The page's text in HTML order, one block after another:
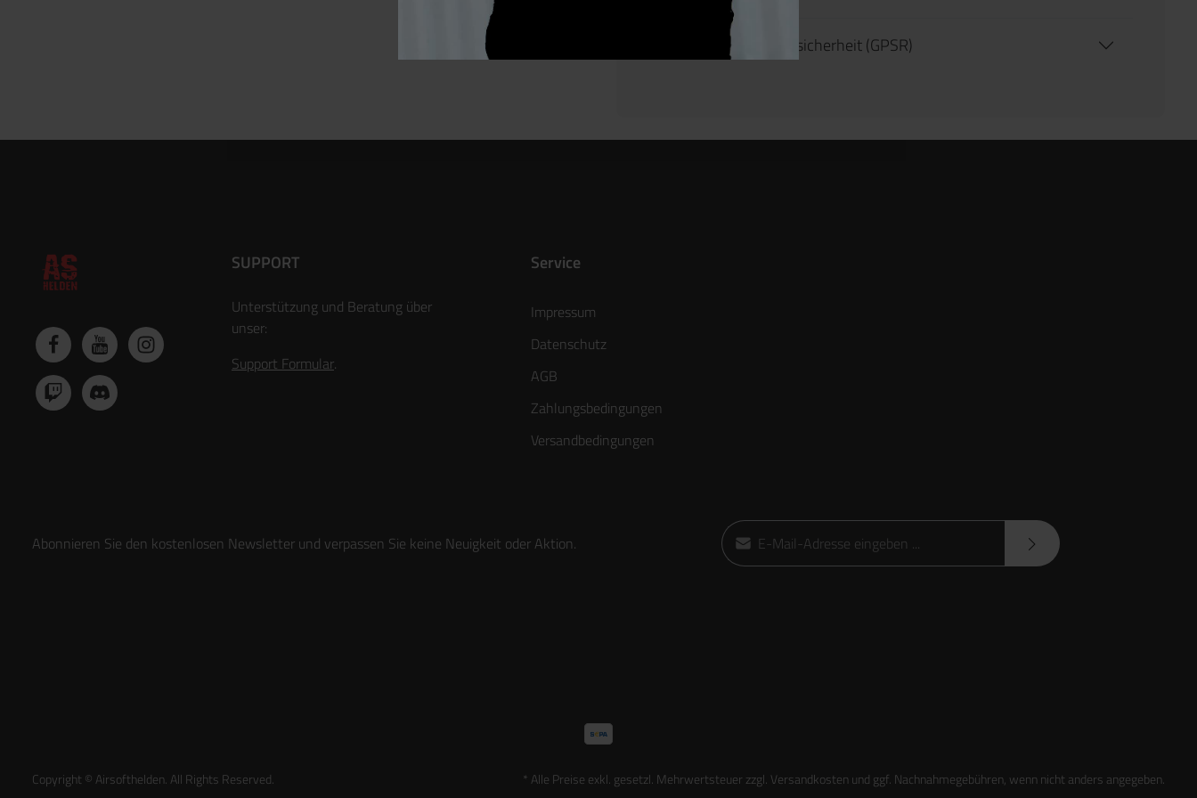
Hersteller / Produktsicherheit (GPSR)
Abonnieren Sie den kostenlosen Newsletter und verpassen Sie keine Neuigkeit oder Aktion.
E-Mail-Adresse*
SUPPORT
Unterstützung und Beratung über
unser:
Support Formular.
Service
Impressum
Datenschutz
AGB
Zahlungsbedingungen
Versandbedingungen
Copyright © Airsofthelden. All Rights Reserved. * Alle Preise exkl. gesetzl. Mehrwertsteuer zzgl. Versandkostenund ggf. Nachnahmegebühren, wenn nicht anders angegeben.